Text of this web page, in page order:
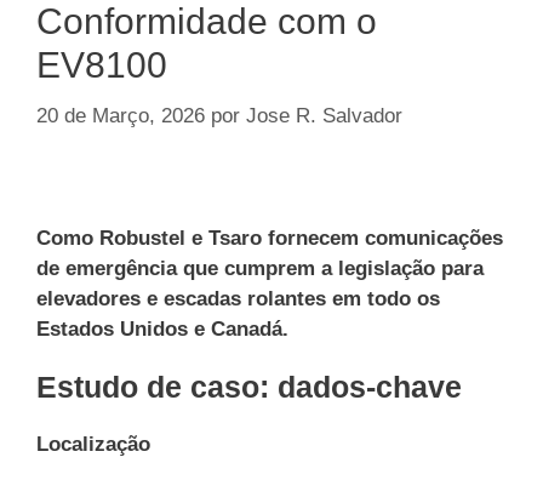
Conformidade com o
EV8100
20 de Março, 2026 por Jose R. Salvador
Como Robustel e Tsaro fornecem comunicações
de emergência que cumprem a legislação para
elevadores e escadas rolantes em todo os
Estados Unidos e Canadá.
Estudo de caso: dados-chave
Localização